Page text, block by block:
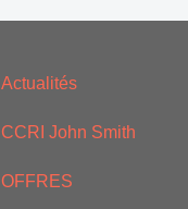
Actualités
CCRI John Smith
OFFRES